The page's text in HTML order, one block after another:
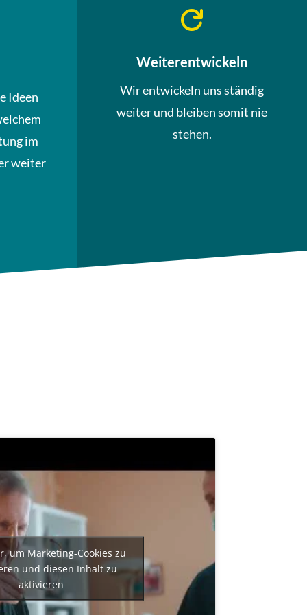
Ideen
im
weiter

Weiterentwickeln
Wir entwickeln uns ständig
weiter und bleiben somit nie
stehen.
um Marketing-Cookies zu
und diesen Inhalt zu
aktivieren